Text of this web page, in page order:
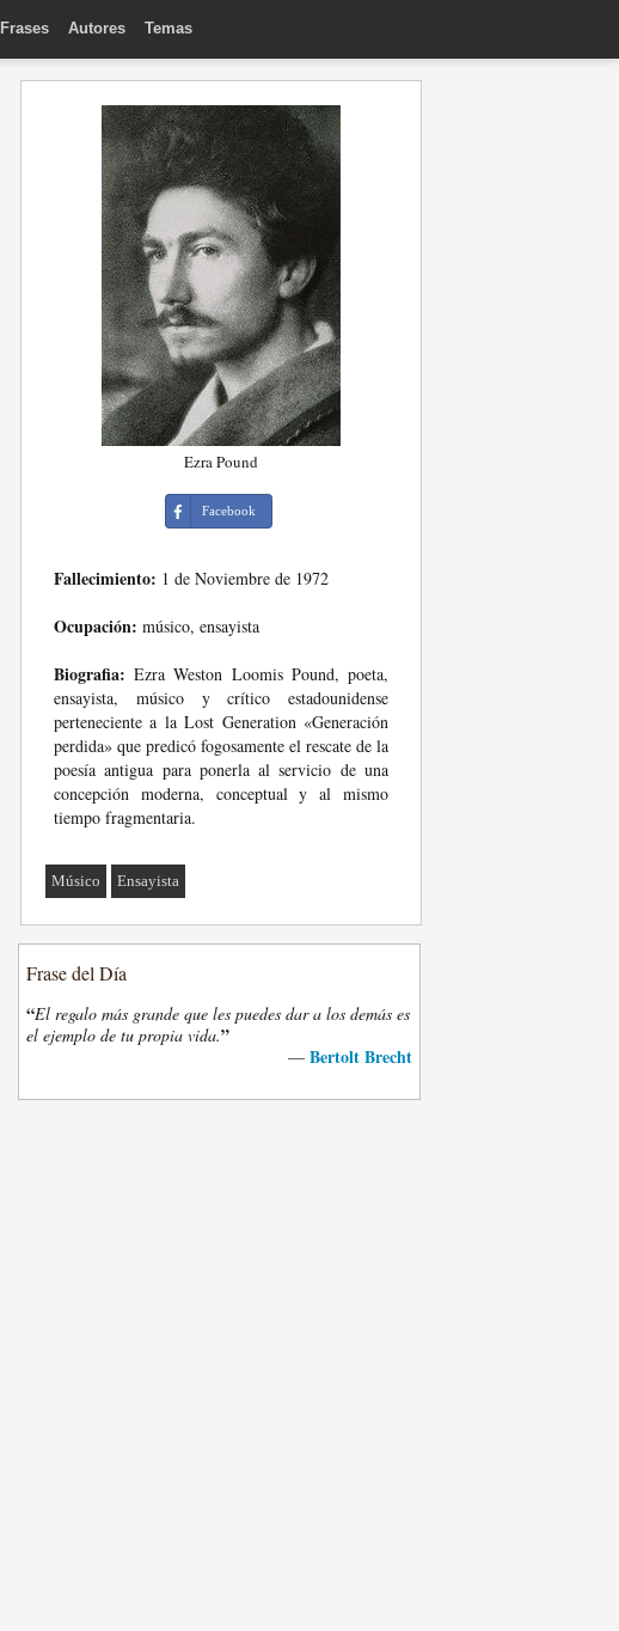
Frases Autores Temas
Ezra Pound
Facebook
Fallecimiento: 1 de Noviembre de 1972
Ocupación: músico, ensayista
Biografia: Ezra Weston Loomis Pound, poeta,
ensayista, músico y crítico estadounidense
perteneciente a la Lost Generation «Generación
perdida» que predicó fogosamente el rescate de la
poesía antigua para ponerla al servicio de una
concepción moderna, conceptual y al mismo
tiempo fragmentaria.
Músico Ensayista
Frase del Día
“El regalo más grande que les puedes dar a los demás es
el ejemplo de tu propia vida.”
— Bertolt Brecht